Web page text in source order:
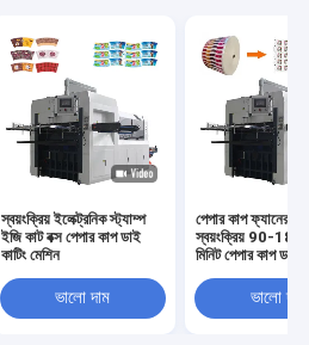
স্বয়ংক্রিয় ইলেক্ট্রনিক স্ট্যাম্প
ইজি কাট বক্স পেপার কাপ ডাই
কাটিং মেশিন
ভালো দাম
পেপার কাপ ফ্যানের
স্বয়ংক্রিয় 90-180
মিনিট পেপার কাপ ডাই
ভালো দাম